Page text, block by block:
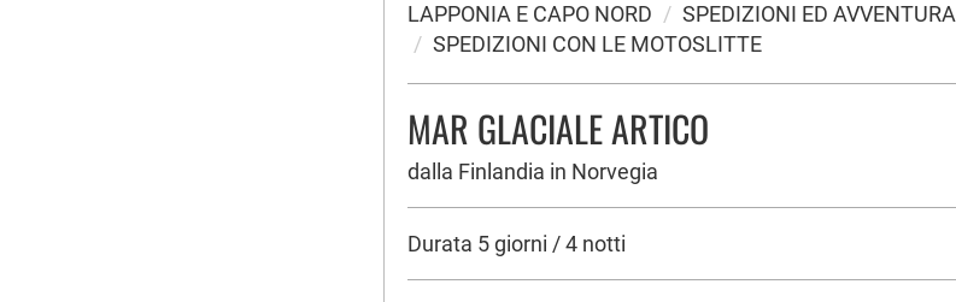
LAPPONIA E CAPO NORD
SPEDIZIONI ED AVVENTURA
SPEDIZIONI CON LE MOTOSLITTE
MAR GLACIALE ARTICO
dalla Finlandia in Norvegia
Durata 5 giorni / 4 notti